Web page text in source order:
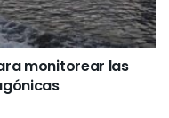
monitorear las